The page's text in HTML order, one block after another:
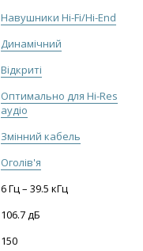
Навушники Hi-Fi/Hi-End
Динамічний
Відкриті
Оптимально для Hi-Res
аудіо
Змінний кабель
Оголів'я
6 Гц – 39.5 кГц
106.7 дБ
150